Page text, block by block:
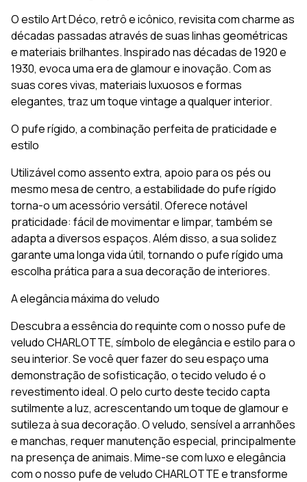
O estilo Art Déco, retrô e icônico, revisita com charme as
décadas passadas através de suas linhas geométricas
e materiais brilhantes. Inspirado nas décadas de 1920 e
1930, evoca uma era de glamour e inovação. Com as
suas cores vivas, materiais luxuosos e formas
elegantes, traz um toque vintage a qualquer interior.
O pufe rígido, a combinação perfeita de praticidade e
estilo
Utilizável como assento extra, apoio para os pés ou
mesmo mesa de centro, a estabilidade do pufe rígido
torna-o um acessório versátil. Oferece notável
praticidade: fácil de movimentar e limpar, também se
adapta a diversos espaços. Além disso, a sua solidez
garante uma longa vida útil, tornando o pufe rígido uma
escolha prática para a sua decoração de interiores.
A elegância máxima do veludo
Descubra a essência do requinte com o nosso pufe de
veludo CHARLOTTE, símbolo de elegância e estilo para o
seu interior. Se você quer fazer do seu espaço uma
demonstração de sofisticação, o tecido veludo é o
revestimento ideal. O pelo curto deste tecido capta
sutilmente a luz, acrescentando um toque de glamour e
sutileza à sua decoração. O veludo, sensível a arranhões
e manchas, requer manutenção especial, principalmente
na presença de animais. Mime-se com luxo e elegância
com o nosso pufe de veludo CHARLOTTE e transforme